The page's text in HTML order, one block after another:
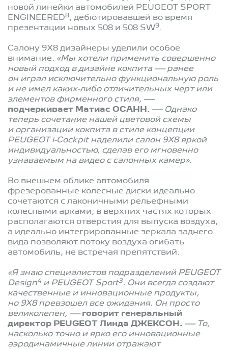
новой линейки автомобилей PEUGEOT SPORT
ENGINEERED8 , дебютировавшей во время
презентации новых 508 и 508 SW9.
Салону 9X8 дизайнеры уделили особое
внимание. «Мы хотели применить совершенно
новый подход в дизайне кокпита — ранее
он играл исключительно функциональную роль
и не имел каких-либо отличительных черт или
элементов фирменного стиля, —
подчеркивает Матиас ОСАНН. — Однако
теперь сочетание нашей цветовой схемы
и организации кокпита в стиле концепции
PEUGEOT i-Cockpit наделили салон 9X8 яркой
индивидуальностью, сделав его мгновенно
узнаваемым на видео с салонных камер».
Во внешнем облике автомобиля
фрезерованные колесные диски идеально
сочетаются с лаконичными рельефными
колесными арками, в верхних частях которых
располагаются отверстия для выпуска воздуха,
а идеально интегрированные зеркала заднего
вида позволяют потоку воздуха огибать
автомобиль, не встречая препятствий.
«Я знаю специалистов подразделений PEUGEOT
Design4 и PEUGEOT Sport3 . Они всегда создают
качественные и инновационные продукты,
но 9X8 превзошел все ожидания. Он просто
великолепен, — говорит генеральный
директор PEUGEOT Линда ДЖЕКСОН. — То,
насколько точно и ярко его инновационные
аэродинамичные линии отражают